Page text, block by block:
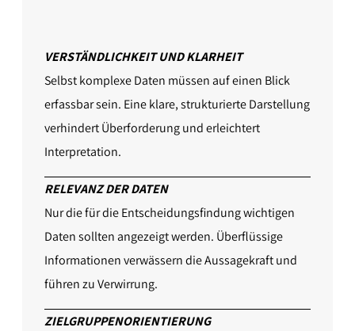
VERSTÄNDLICHKEIT UND KLARHEIT
Selbst komplexe Daten müssen auf einen Blick
erfassbar sein. Eine klare, strukturierte Darstellung
verhindert Überforderung und erleichtert
Interpretation.
RELEVANZ DER DATEN
Nur die für die Entscheidungsfindung wichtigen
Daten sollten angezeigt werden. Überflüssige
Informationen verwässern die Aussagekraft und
führen zu Verwirrung.
ZIELGRUPPENORIENTIERUNG